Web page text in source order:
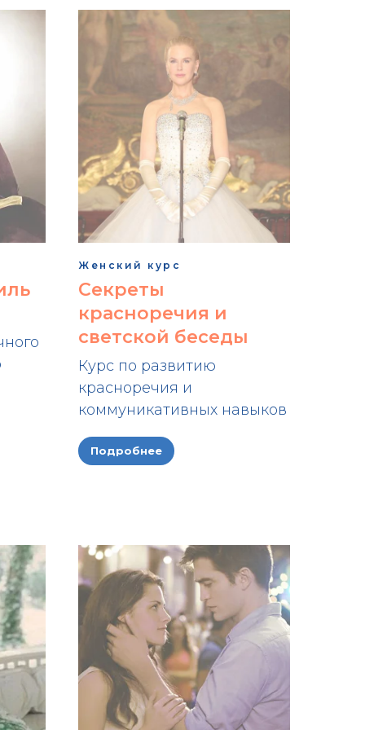
Женский курс
Секреты
красноречия и
светской беседы
Курс по развитию
красноречия и
коммуникативных навыков
Подробнее